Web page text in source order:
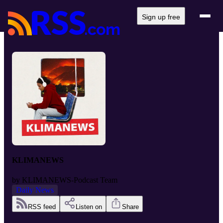
Sign up free
KLIMANEWS
by KLIMANEWS-Podcast Team
Daily News
RSS feed Listen on Share